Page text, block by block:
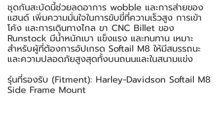
ชุดกันสะบัดนี้ช่วยลดอาการ wobble และการส่ายของ
แฮนด์ เพิ่มความมั่นใจในการขับขี่ที่ความเร็วสูง การเข้า
โค้ง และการเดินทางไกล ขา CNC Billet ของ
Runstock มีน้ำหนักเบา แข็งแรง และทนทาน เหมาะ
สำหรับผู้ที่ต้องการอัปเกรด Softail M8 ให้มีสมรรถนะ
และความปลอดภัยสูงสุดทั้งบนถนนและในสนามแข่ง
รุ่นที่รองรับ (Fitment): Harley-Davidson Softail M8
Side Frame Mount